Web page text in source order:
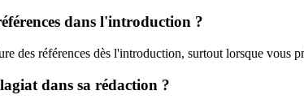
dans l'introduction ?
des références dès l'introduction, surtout lorsque vous
dans sa rédaction ?